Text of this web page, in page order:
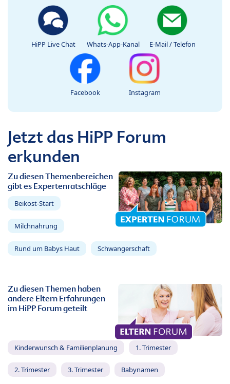
HiPP Live Chat Whats-App-Kanal E-Mail / Telefon
Facebook Instagram
Jetzt das HiPP Forum
erkunden
Zu diesen Themenbereichen
gibt es Expertenratschläge
Beikost-Start
Milchnahrung
Rund um Babys Haut Schwangerschaft
Zu diesen Themen haben
andere Eltern Erfahrungen
im HiPP Forum geteilt
Kinderwunsch & Familienplanung 1. Trimester
2. Trimester 3. Trimester Babynamen